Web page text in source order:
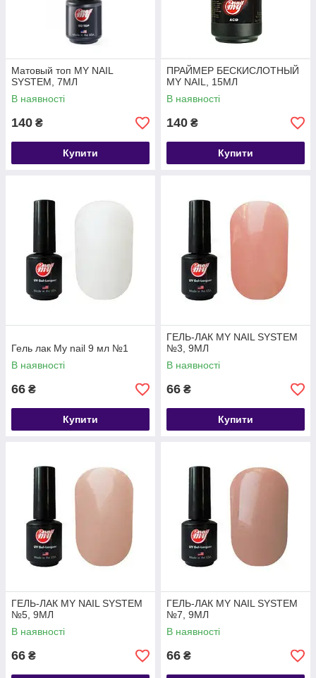
Матовый топ MY NAIL
SYSTEM, 7МЛ
В наявності
140 ₴
Купити
ПРАЙМЕР БЕСКИСЛОТНЫЙ
MY NAIL, 15МЛ
В наявності
140 ₴
Купити
Гель лак My nail 9 мл №1
В наявності
66 ₴
Купити
ГЕЛЬ-ЛАК MY NAIL SYSTEM
№3, 9МЛ
В наявності
66 ₴
Купити
ГЕЛЬ-ЛАК MY NAIL SYSTEM
№5, 9МЛ
В наявності
66 ₴
ГЕЛЬ-ЛАК MY NAIL SYSTEM
№7, 9МЛ
В наявності
66 ₴